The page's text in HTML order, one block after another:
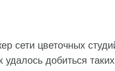
сети цветочных
добиться